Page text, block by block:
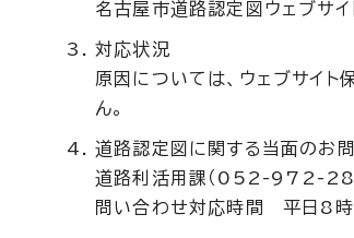
名古屋市道路認定図ウェブサイ
対応状況
原因については、ウェブサイト
ん。
道路認定図に関する当面のお
道路利活用課（052-972-
問い合わせ対応時間 平日8